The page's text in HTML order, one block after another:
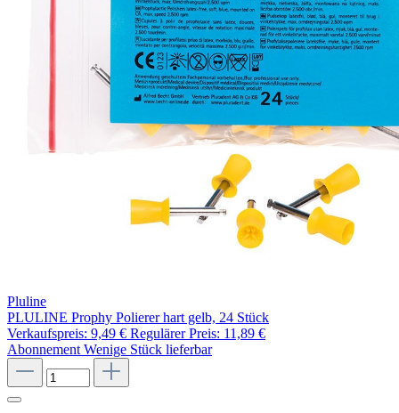
Pluline
PLULINE Prophy Polierer hart gelb, 24 Stück
Verkaufspreis: 9,49 € Regulärer Preis: 11,89 €
Abonnement Wenige Stück lieferbar